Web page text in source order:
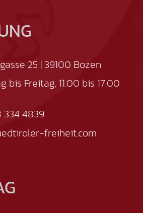
25 | 39100 Bozen
bis Freitag, 11.00 bis 17.00
334 4839
freiheit.com